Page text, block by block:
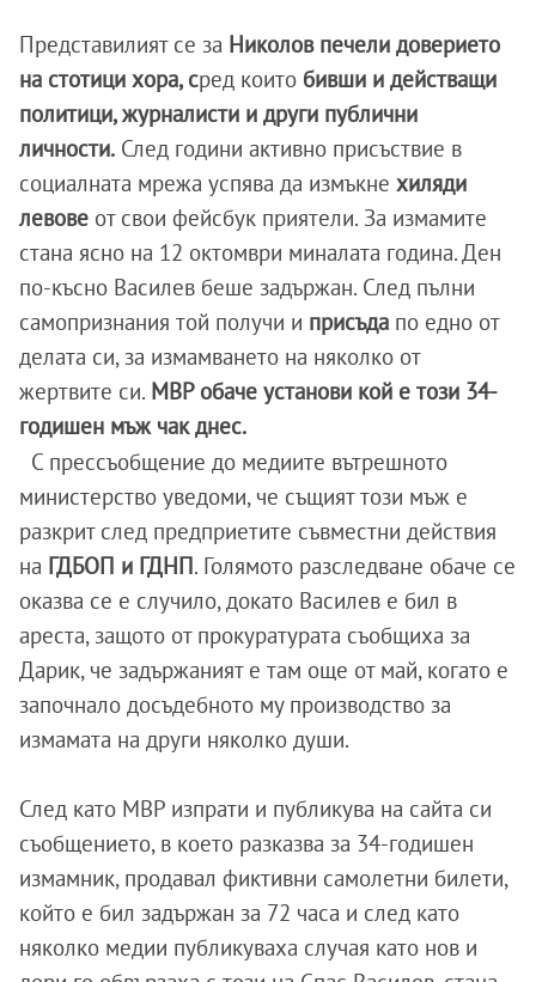
Представилият се за Николов печели доверието
на стотици хора, сред които бивши и действащи
политици, журналисти и други публични
личности. След години активно присъствие в
социалната мрежа успява да измъкне хиляди
левове от свои фейсбук приятели. За измамите
стана ясно на 12 октомври миналата година. Ден
по-късно Василев беше задържан. След пълни
самопризнания той получи и присъда по едно от
делата си, за измамването на няколко от
жертвите си. МВР обаче установи кой е този 34-
годишен мъж чак днес.
С прессъобщение до медиите вътрешното
министерство уведоми, че същият този мъж е
разкрит след предприетите съвместни действия
на ГДБОП и ГДНП. Голямото разследване обаче се
оказва се е случило, докато Василев е бил в
ареста, защото от прокуратурата съобщиха за
Дарик, че задържаният е там още от май, когато е
започнало досъдебното му производство за
измамата на други няколко души.
След като МВР изпрати и публикува на сайта си
съобщението, в което разказва за 34-годишен
измамник, продавал фиктивни самолетни билети,
който е бил задържан за 72 часа и след като
няколко медии публикуваха случая като нов и